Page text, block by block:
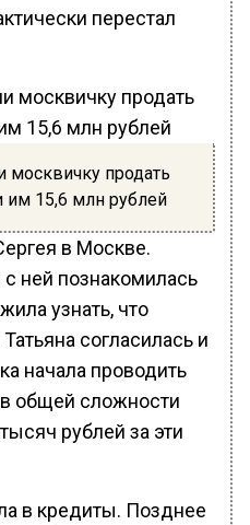
перестал
продать
им 15,6 млн рублей
в Москве.
ней познакомилась
узнать, что
согласилась и
начала проводить
общей сложности
рублей за эти
в кредиты. Позднее